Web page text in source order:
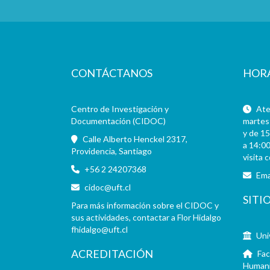
CONTÁCTANOS
Centro de Investigación y
Documentación (CIDOC)
Calle Alberto Henckel 2317,
Providencia, Santiago
+56 2 24207368
cidoc@uft.cl
Para más información sobre el CIDOC y
sus actividades, contactar a Flor Hidalgo
fhidalgo@uft.cl
ACREDITACIÓN
y de
a
visita